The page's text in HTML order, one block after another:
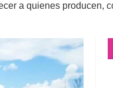
producen, comercian y